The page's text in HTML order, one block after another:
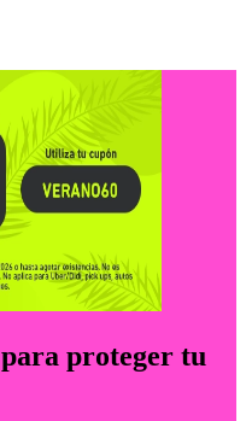
para proteger tu